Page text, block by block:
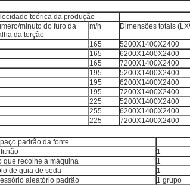
teórica da produção
minuto do furo da
da torção
m/h Dimensões totais
165 5200X1400X2400
165 6200X1400X2400
165 7200X1400X2400
195 5200X1400X2400
195 6200X1400X2400
195 7200X1400X2400
225 5200X1400X2400
255 6200X1400X2400
225 7200X1400X2400
padrão da fonte
1
que recolhe a máquina
1
de guia de seda
1
aleatório padrão
1 grupo